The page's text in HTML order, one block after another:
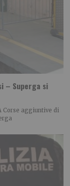
– Superga si
Corse aggiuntive di